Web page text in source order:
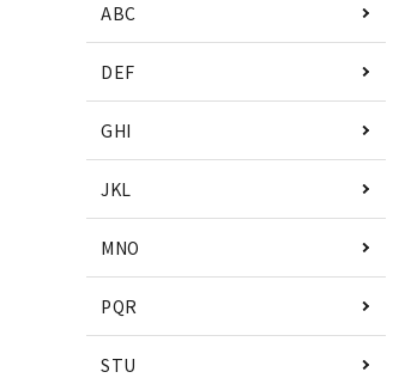
ABC
DEF
GHI
JKL
MNO
PQR
STU